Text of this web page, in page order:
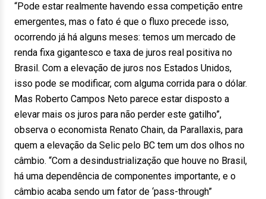
“Pode estar realmente havendo essa competição entre
emergentes, mas o fato é que o fluxo precede isso,
ocorrendo já há alguns meses: temos um mercado de
renda fixa gigantesco e taxa de juros real positiva no
Brasil. Com a elevação de juros nos Estados Unidos,
isso pode se modificar, com alguma corrida para o dólar.
Mas Roberto Campos Neto parece estar disposto a
elevar mais os juros para não perder este gatilho”,
observa o economista Renato Chain, da Parallaxis, para
quem a elevação da Selic pelo BC tem um dos olhos no
câmbio. “Com a desindustrialização que houve no Brasil,
há uma dependência de componentes importante, e o
câmbio acaba sendo um fator de ‘pass-through”